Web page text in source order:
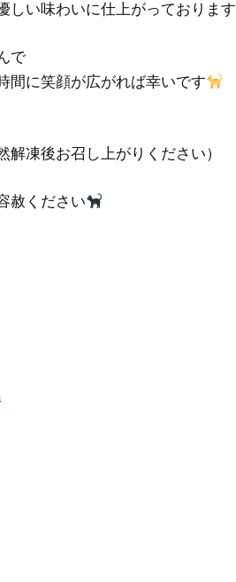
しい味わいに仕上がっております
で
間に笑顔が広がれば幸いです
解凍後お召し上がりください）
赦ください